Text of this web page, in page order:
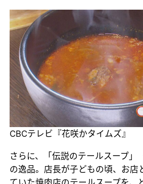
CBCテレビ『花咲かタイムズ』
さらに、「伝説のテールスープ」
の逸品。店長が子どもの頃、お店